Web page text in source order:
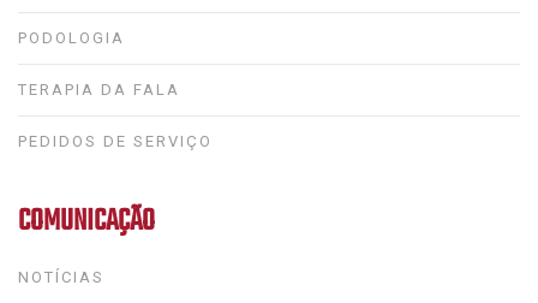
PODOLOGIA
TERAPIA DA FALA
PEDIDOS DE SERVIÇO
COMUNICAÇÃO
NOTÍCIAS